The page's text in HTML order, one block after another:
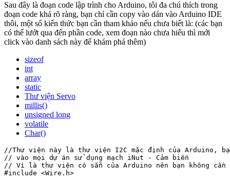
Sau đây là đoạn code lập trình cho Arduino, tôi đa chú thích trong
đoạn code khá rõ ràng, bạn chỉ cần copy vào dán vào Arduino IDE
thôi, một số kiến thức bạn cần tham khảo nếu chưa biết là: (các bạn
có thể lướt qua đến phần code, xem đoạn nào chưa hiểu thì mới
click vào danh sách này để khám phá thêm)
sizeof
int
array
static
Thư viện Servo
millis()
unsigned long
volatile
Char()
//Thư viện này là thư viện I2C mặc định của Arduino,
// vào mọi dự án sử dụng mạch iNut - Cảm biến
// Vì là thư viện có sẵn của Arduino nên bạn không
#include <Wire.h>